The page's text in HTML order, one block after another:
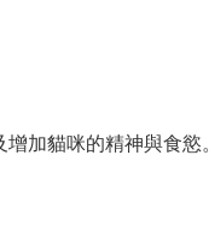
加貓咪的精神與食慾。